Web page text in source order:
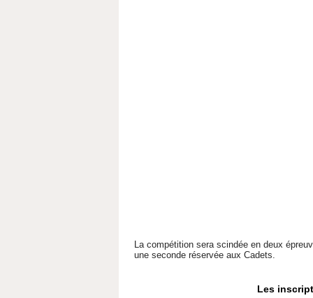
La compétition sera scindée en deux
une seconde réservée aux Cadets.
Les